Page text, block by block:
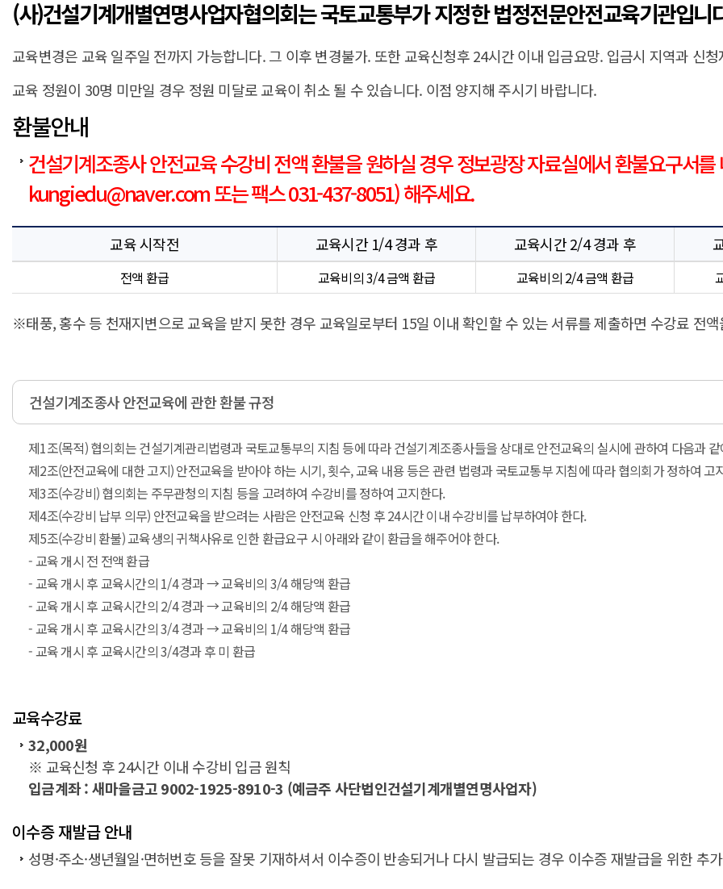
(사)건설기계개별연명사업자협의회는 국토교통부가 지정한 법정전문안전교육기관입니
교육변경은 교육 일주일 전까지 가능합니다. 그 이후 변경불가. 또한 교육신청후 24시간 이내 입금요망. 입금시 지역과 신
교육 정원이 30명 미만일 경우 정원 미달로 교육이 취소 될 수 있습니다. 이점 양지해 주시기 바랍니다.
환불안내
건설기계조종사 안전교육 수강비 전액 환불을 원하실 경우 정보광장 자료실에서 환불요구서
kungiedu@naver.com 또는 팩스 031-437-8051) 해주세요.
교육 시작전 교육시간 1/4 경과 후 교육시간 2/4 경과 후
전액 환급 교육비의 3/4 금액 환급 교육비의 2/4 금액 환급
※태풍, 홍수 등 천재지변으로 교육을 받지 못한 경우 교육일로부터 15일 이내 확인할 수 있는 서류를 제출하면 수강료 전
건설기계조종사 안전교육에 관한 환불 규정
제1조(목적) 협의회는 건설기계관리법령과 국토교통부의 지침 등에 따라 건설기계조종사들을 상대로 안전교육의 실시에 관하여 다음과
제2조(안전교육에 대한 고지) 안전교육을 받아야 하는 시기, 횟수, 교육 내용 등은 관련 법령과 국토교통부 지침에 따라 협의회가 정하여 고
제3조(수강비) 협의회는 주무관청의 지침 등을 고려하여 수강비를 정하여 고지한다.
제4조(수강비 납부 의무) 안전교육을 받으려는 사람은 안전교육 신청 후 24시간 이내 수강비를 납부하여야 한다.
제5조(수강비 환불) 교육생의 귀책사유로 인한 환급요구 시 아래와 같이 환급을 해주어야 한다.
- 교육 개시 전 전액 환급
- 교육 개시 후 교육시간의 1/4 경과 → 교육비의 3/4 해당액 환급
- 교육 개시 후 교육시간의 2/4 경과 → 교육비의 2/4 해당액 환급
- 교육 개시 후 교육시간의 3/4 경과 → 교육비의 1/4 해당액 환급
- 교육 개시 후 교육시간의 3/4경과 후 미 환급
교육수강료
32,000원
※ 교육신청 후 24시간 이내 수강비 입금 원칙
입금계좌 : 새마을금고 9002-1925-8910-3 (예금주 사단법인건설기계개별연명사업자)
이수증 재발급 안내
성명·주소·생년월일·면허번호 등을 잘못 기재하셔서 이수증이 반송되거나 다시 발급되는 경우 이수증 재발급을 위한 추